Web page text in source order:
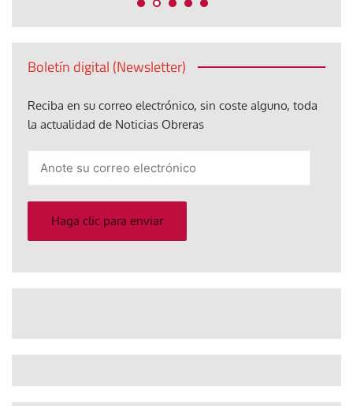
Boletín digital (Newsletter)
Reciba en su correo electrónico, sin coste alguno, toda
la actualidad de Noticias Obreras
electrónico
Haga clic para enviar